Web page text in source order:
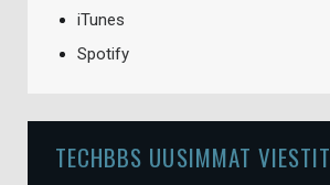
iTunes
Spotify
TECHBBS UUSIMMAT VIESTIT